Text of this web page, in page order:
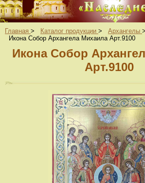
Главная > Каталог продукции > Архангелы >
Икона Собор Архангела Михаила Арт.9100
Икона Собор
Арт.9100